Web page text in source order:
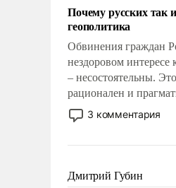
Почему русских так
геополитика
Обвинения граждан
нездоровом интересе
– несостоятельны.
рационален и
обусловлен
выживания в крайне
знанием, что
имеет свойство
3 комментария
Дмитрий Губин